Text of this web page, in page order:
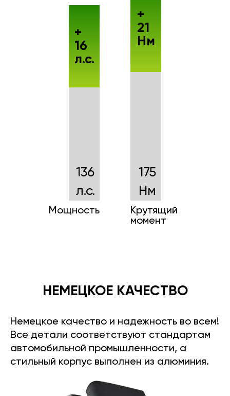
136
л.с.
Мощность
+
16
л.с.
175
Нм
Крутящий
момент
+
21
Нм
НЕМЕЦКОЕ КАЧЕСТВО
Немецкое качество и надежность во всем!
Все детали соответствуют стандартам
автомобильной промышленности, а
стильный корпус выполнен из алюминия.